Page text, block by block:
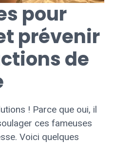
pour
prévenir
de
! Parce que oui, il
ces fameuses
Voici quelques